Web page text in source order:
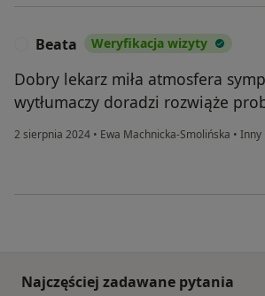
Beata Weryfikacja wizyty
Dobry lekarz miła atmosfera
wytłumaczy doradzi rozwiąże
2 sierpnia 2024 • Ewa Machnicka-Smolińska • Inny
Najczęściej zadawane pytania